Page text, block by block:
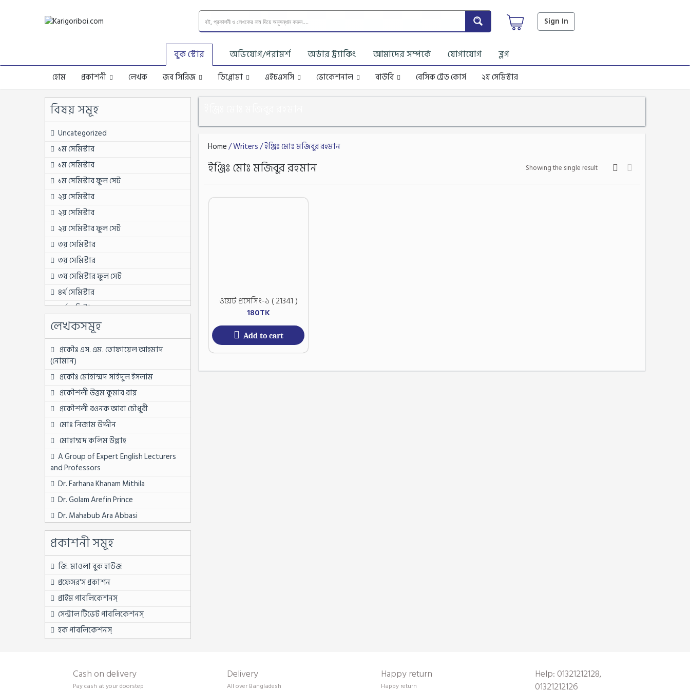
Sign In
বুক স্টোর অভিযোগ/পরামর্শ অর্ডার ট্র্যাকিং আমাদের সম্পর্কে যোগাযোগ ব্লগ
হোম প্রকাশনী লেখক জব সিরিজ ডিপ্লোমা এইচএসসি ভোকেশনাল বাউবি বেসিক ট্রেড কোর্স ২য় সেমিস্টার
বিষয় সমূহ
Uncategorized
১ম সেমিস্টার
১ম সেমিস্টার
১ম সেমিস্টার ফুল সেট
২য় সেমিস্টার
২য় সেমিস্টার
২য় সেমিস্টার ফুল সেট
৩য় সেমিস্টার
৩য় সেমিস্টার
৩য় সেমিস্টার ফুল সেট
৪র্থ সেমিস্টার
৪র্থ সেমিস্টার
৪র্থ সেমিস্টার ফুল সেট
৫ম সেমিস্টার
৫ম সেমিস্টার
৫ম সেমিস্টার ফুল সেট
৬ষ্ঠ সেমিস্টার
৬ষ্ঠ সেমিস্টার
৬ষ্ঠ সেমিস্টার ফুল সেট
৬ষ্ঠ সেমিস্টার ফুল সেট
৭ম সেমিস্টার
৭ম সেমিস্টার
৭ম সেমিস্টার ফুল সেট
BPSC নন ক্যাডার
First Year
MATS
Second Year
Third Year
অন্যান্য চাকরি বিষয়ক
উপ সহকারী কৃষি কর্মকর্তা
উপ সহকারী প্রকৌশলী
এইচএসসি
একাদশ শ্রেণি
জব সলুশন
লেখকসমূহ
প্রকৌঃ এস. এম. তোফায়েল আহমাদ
(নোমান)
প্রকৌঃ মোহাম্মদ সাইদুল ইসলাম
প্রকৌশলী উত্তম কুমার রায়
প্রকৌশলী রওনক আরা চৌধুরী
মোঃ নিজাম উদ্দীন
মোহাম্মদ কলিম উল্লাহ
A Group of Expert English Lecturers
and Professors
Dr. Farhana Khanam Mithila
Dr. Golam Arefin Prince
Dr. Mahabub Ara Abbasi
Dr. Md. Abdul Momen
Dr. Soheli Sultana
Dr. Sukumar Saha
Dr. Sumi Barua
Dr. Syed Md. Kamrul Hossain
Dr. Tazia Rahman Asha
Dr. Zenifar Zakaria
Dr. Zinnatul Ara
Laila Jarin
প্রকাশনী সমূহ
জি. মাওলা বুক হাউজ
প্রফেসর'স প্রকাশন
প্রাইম পাবলিকেশনস্
সেন্ট্রাল টিভেট পাবলিকেশনস্
হক পাবলিকেশনস্
Home/ Writers / ইঞ্জিঃ মোঃ মজিবুর রহমান
ইঞ্জিঃ মোঃ মজিবুর রহমান Showing the single result
ওয়েট প্রসেসিং-১ ( 21341 )
180TK
Add to cart
Cash on delivery
Pay cash at your doorstep
Delivery
All over Bangladesh
Happy return
Happy return
Help: 01321212128,
01321212126